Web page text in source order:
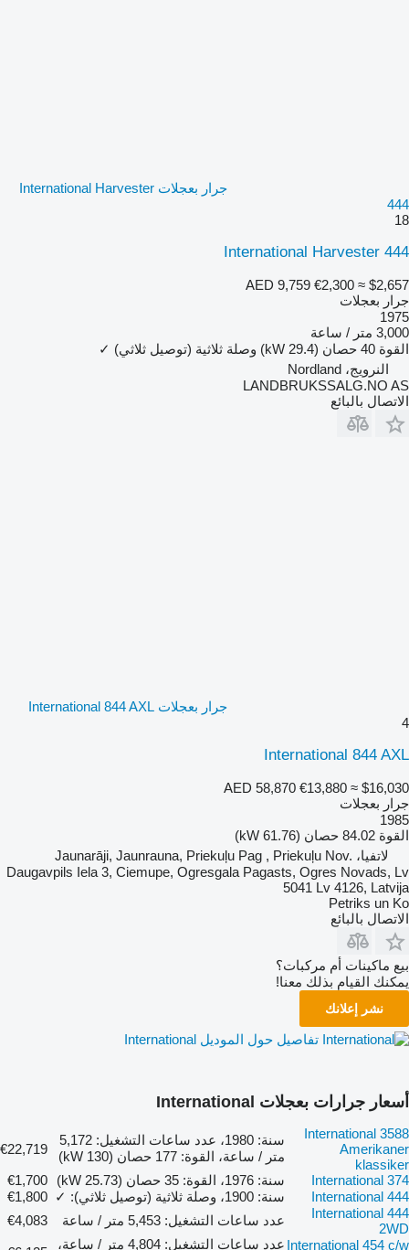
جرار بعجلات International Harvester
444
18
International Harvester 444
AED 9,759 €2,300 ≈ $2,657
جرار بعجلات
1975
3,000 متر / ساعة
القوة 40 حصان (29.4 kW) وصلة ثلاثية (توصيل ثلاثي) ✓
النرويج، Nordland
LANDBRUKSSALG.NO AS
الاتصال بالبائع
جرار بعجلات International 844 AXL
4
International 844 AXL
AED 58,870 €13,880 ≈ $16,030
جرار بعجلات
1985
القوة 84.02 حصان (61.76 kW)
لاتفيا، Jaunarāji, Jaunrauna, Priekuļu Pag , Priekuļu Nov.
Daugavpils Iela 3, Ciemupe, Ogresgala Pagasts, Ogres Novads, Lv
5041 Lv 4126, Latvija
Petriks un Ko
الاتصال بالبائع
بيع ماكينات أم مركبات؟
يمكنك القيام بذلك معنا!
نشر إعلانك
تفاصيل حول الموديل International
أسعار جرارات بعجلات International
International 3588
Amerikaner
klassiker
سنة: 1980، عدد ساعات التشغيل: 5,172
متر / ساعة، القوة: 177 حصان (130 kW)
€22,719
International 374
سنة: 1976، القوة: 35 حصان (25.73 kW)
€1,700
International 444
سنة: 1900، وصلة ثلاثية (توصيل ثلاثي): ✓
€1,800
International 444
2WD
عدد ساعات التشغيل: 5,453 متر / ساعة
€4,083
International 454 c/w
عدد ساعات التشغيل: 4,804 متر / ساعة،